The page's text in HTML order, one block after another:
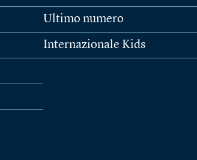
Ultimo numero
Internazionale Kids